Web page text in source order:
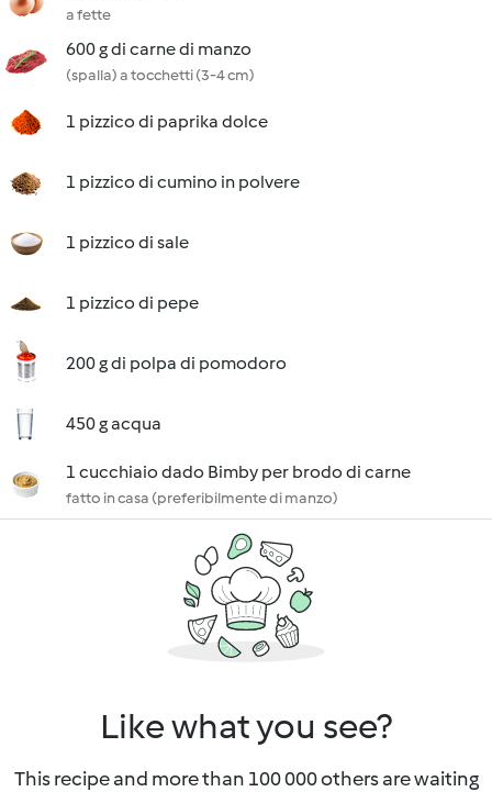
a fette
600 g di carne di manzo
(spalla) a tocchetti (3-4 cm)
1 pizzico di paprika dolce
1 pizzico di cumino in polvere
1 pizzico di sale
1 pizzico di pepe
200 g di polpa di pomodoro
450 g acqua
1 cucchiaio dado Bimby per brodo di carne
fatto in casa (preferibilmente di manzo)
Like what you see?
This recipe and more than 100 000 others are waiting